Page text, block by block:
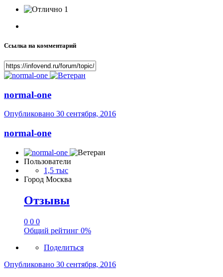
1
Ссылка на комментарий
normal-one
Опубликовано 30 сентября, 2016
normal-one
Пользователи
1,5 тыс
Город Москва
Отзывы
0 0 0
Общий рейтинг 0%
Поделиться
Опубликовано 30 сентября, 2016